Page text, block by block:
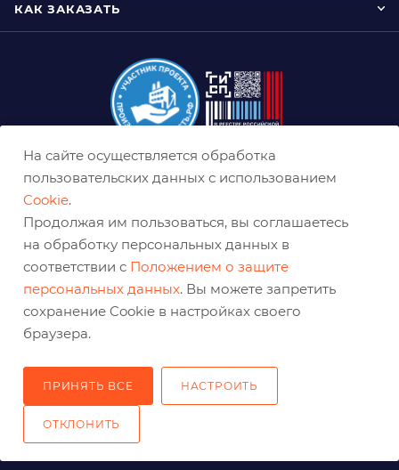
КАК ЗАКАЗАТЬ
8 (800) 333-0-332
ekb@belabraziv.ru
Екатеринбург, Таганская ул., 60
2026 © Решения для эффективного шлифования и реза
На сайте осуществляется обработка
пользовательских данных с использованием
Cookie.
Продолжая им пользоваться, вы соглашаетесь
на обработку персональных данных в
соответствии с Положением о защите
персональных данных. Вы можете запретить
сохранение Cookie в настройках своего
браузера.
ПРИНЯТЬ ВСЕ НАСТРОИТЬ
ОТКЛОНИТЬ